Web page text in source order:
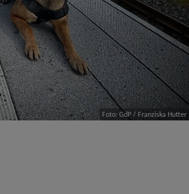
Foto: GdP / Franziska Hutter